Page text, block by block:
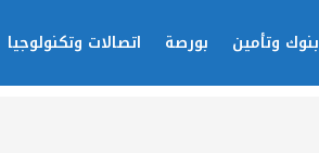
بنوك وتأمين بورصة اتصالات وتكنولوجيا